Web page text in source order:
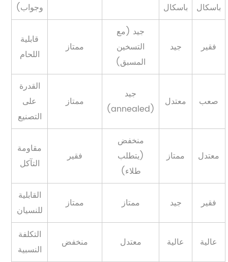
وجواب)
باسكال
باسكال
قابلية
اللحام
ممتاز
جيد (مع
التسخين
المسبق)
جيد فقير
القدرة
على
التصنيع
ممتاز
جيد
(annealed)
معتدل صعب
مقاومة
التآكل
فقير
منخفض
(يتطلب
طلاء)
ممتاز معتدل
القابلية
للنسيان
ممتاز ممتاز جيد فقير
التكلفة
النسبية
منخفض معتدل عالية عالية